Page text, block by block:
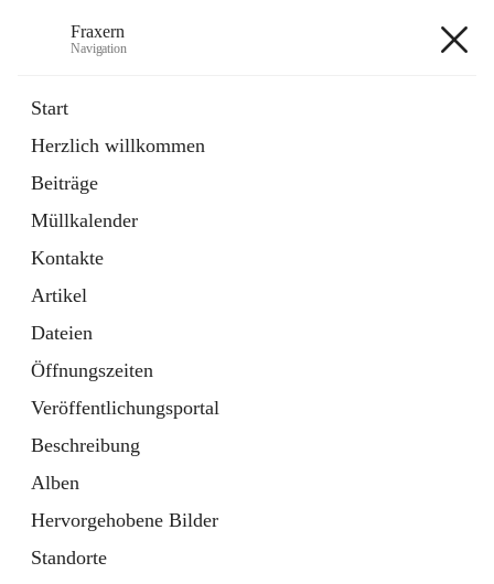
Fraxern
Navigation
Start
Herzlich willkommen
Beiträge
Müllkalender
Kontakte
Artikel
Dateien
Öffnungszeiten
Veröffentlichungsportal
Beschreibung
Alben
Hervorgehobene Bilder
Standorte
Ordner
in
Tab
Formulare
Artikel
öffnet
in
neuem
Tab